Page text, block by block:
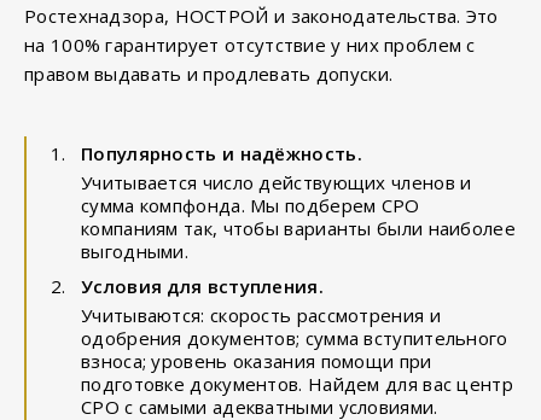
Ростехнадзора, НОСТРОЙ и законодательства. Это
на 100% гарантирует отсутствие у них проблем с
правом выдавать и продлевать допуски.
Популярность и надёжность.
Учитывается число действующих членов и
сумма компфонда. Мы подберем СРО
компаниям так, чтобы варианты были наиболее
выгодными.
Условия для вступления.
Учитываются: скорость рассмотрения и
одобрения документов; сумма вступительного
взноса; уровень оказания помощи при
подготовке документов. Найдем для вас центр
СРО с самыми адекватными условиями.